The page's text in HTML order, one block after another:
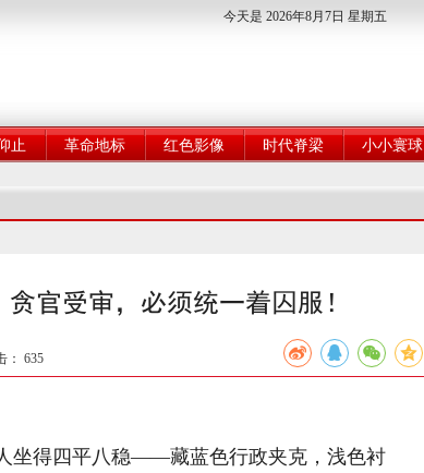
今天是 2026年8月7日 星期五
止 革命地标 红色影像 时代脊梁 小小寰球
官受审，必须统一着囚服！
：635
坐得四平八稳——藏蓝色行政夹克，浅色衬